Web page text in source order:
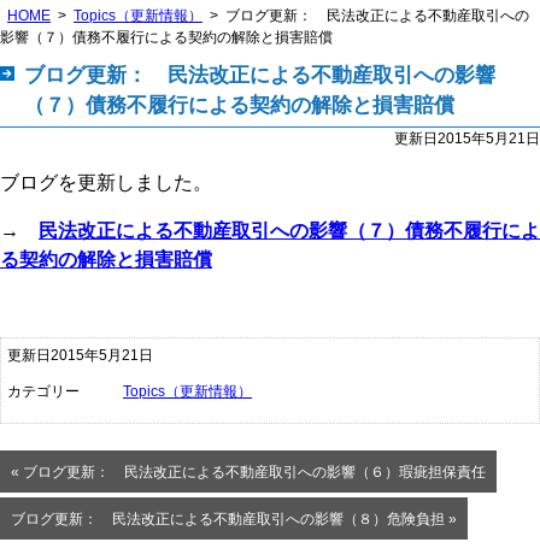
HOME Topics（更新情報）
ブログ更新： 民法改正による不動産取引への
影響（７）債務不履行による契約の解除と損害賠償
ブログ更新： 民法改正による不動産取引への影響
（７）債務不履行による契約の解除と損害賠償
更新日2015年5月21日
ブログを更新しました。
→
民法改正による不動産取引への影響（７）債務不履行によ
る契約の解除と損害賠償
更新日2015年5月21日
カテゴリー Topics（更新情報）
« ブログ更新： 民法改正による不動産取引への影響（６）瑕疵担保責任
ブログ更新： 民法改正による不動産取引への影響（８）危険負担 »